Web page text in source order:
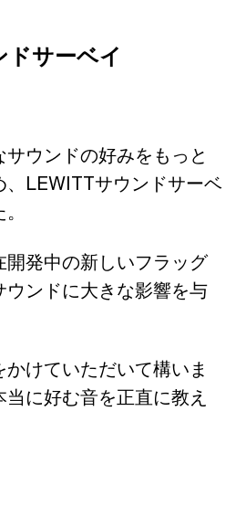
ドサーベイ
ウンドの好みをもっと
、LEWITTサウンドサーベ
開発中の新しいフラッグ
ウンドに大きな影響を与
けていただいて構いま
に好む音を正直に教え